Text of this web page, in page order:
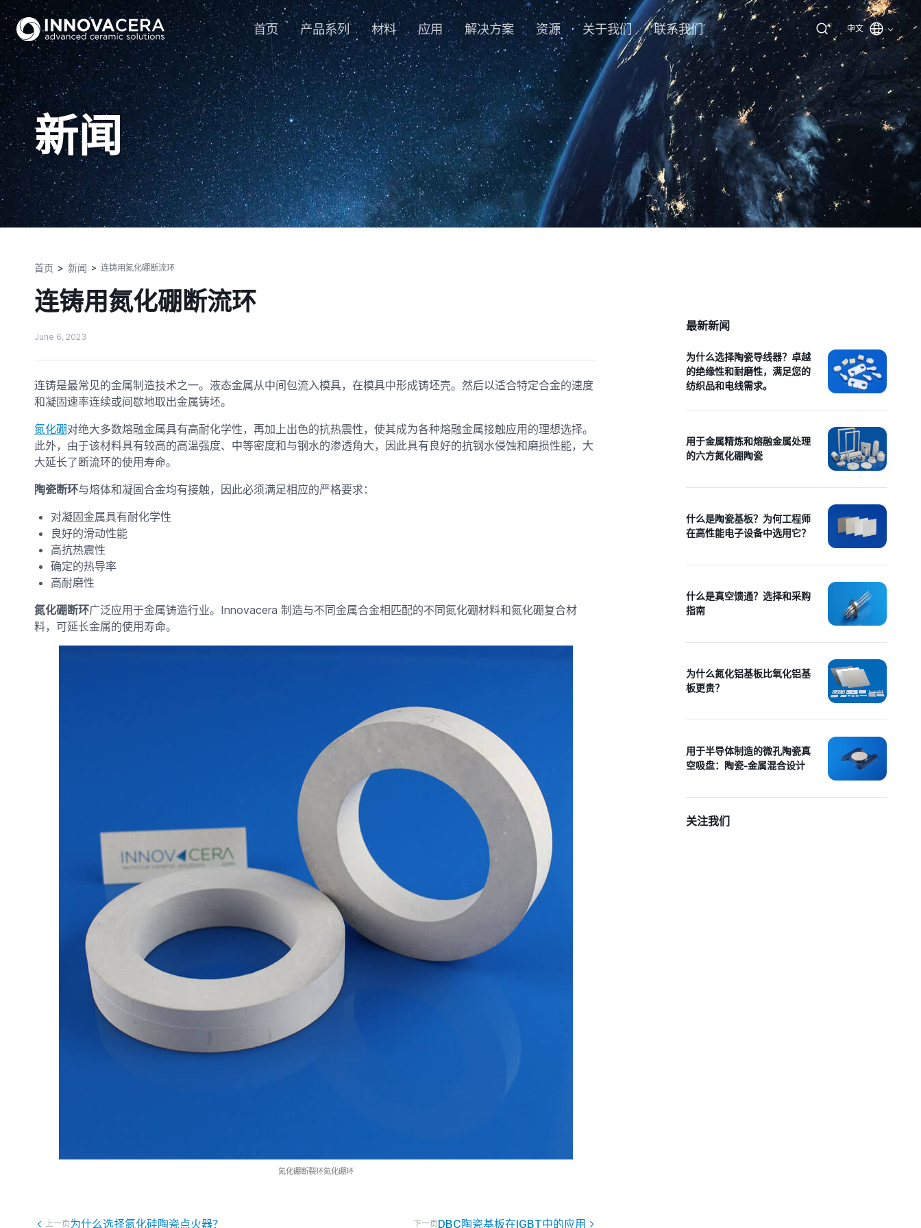
首页 产品系列 材料 应用 解决方案 资源 关于我们 联系我们 中文
新闻
首页 新闻 连铸用氮化硼断流环
连铸用氮化硼断流环
June 6, 2023
连铸是最常见的金属制造技术之一。液态金属从中间包流入模具，在模具中形成铸坯壳。然后以适合特定合金的速度
和凝固速率连续或间歇地取出金属铸坯。
氮化硼对绝大多数熔融金属具有高耐化学性，再加上出色的抗热震性，使其成为各种熔融金属接触应用的理想选择。
此外，由于该材料具有较高的高温强度、中等密度和与钢水的渗透角大，因此具有良好的抗钢水侵蚀和磨损性能，大
大延长了断流环的使用寿命。
陶瓷断环与熔体和凝固合金均有接触，因此必须满足相应的严格要求：
对凝固金属具有耐化学性
良好的滑动性能
高抗热震性
确定的热导率
高耐磨性
氮化硼断环广泛应用于金属铸造行业。Innovacera 制造与不同金属合金相匹配的不同氮化硼材料和氮化硼复合材
料，可延长金属的使用寿命。
氮化硼断裂环氮化硼环
上一页为什么选择氮化硅陶瓷点火器？ 下一页DBC陶瓷基板在IGBT中的应用
最新新闻
为什么选择陶瓷导线器？卓越
的绝缘性和耐磨性，满足您的
纺织品和电线需求。
用于金属精炼和熔融金属处理
的六方氮化硼陶瓷
什么是陶瓷基板？为何工程师
在高性能电子设备中选用它？
什么是真空馈通？选择和采购
指南
为什么氮化铝基板比氧化铝基
板更贵？
用于半导体制造的微孔陶瓷真
空吸盘：陶瓷-金属混合设计
关注我们